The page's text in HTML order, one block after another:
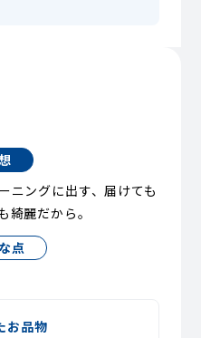
ニングに出す、届けても
綺麗だから。
点
お品物